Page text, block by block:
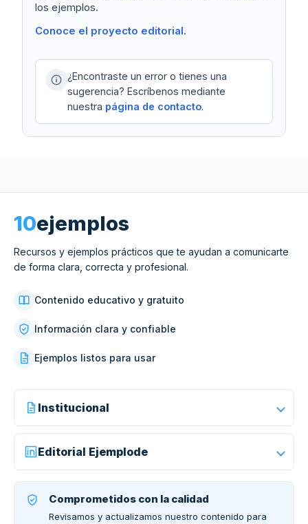
los ejemplos.
Conoce el proyecto editorial.
¿Encontraste un error o tienes una
sugerencia? Escríbenos mediante
nuestra página de contacto.
10ejemplos
Recursos y ejemplos prácticos que te ayudan a comunicarte
de forma clara, correcta y profesional.
Contenido educativo y gratuito
Información clara y confiable
Ejemplos listos para usar
Institucional
Editorial Ejemplode
Comprometidos con la calidad
Revisamos y actualizamos nuestro contenido para